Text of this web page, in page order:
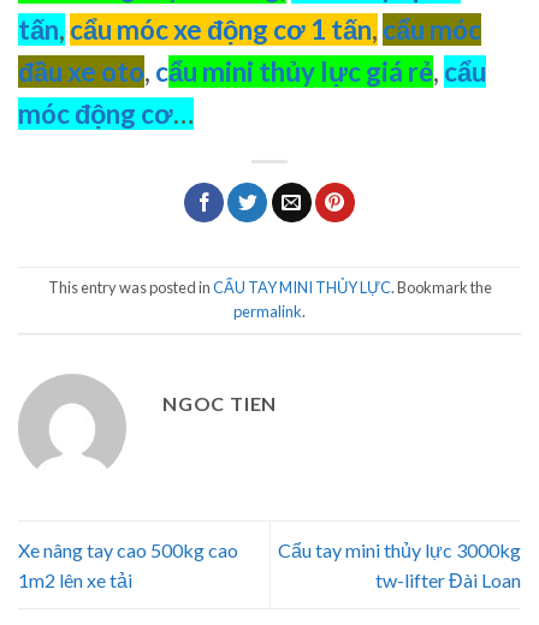
tấn, cẩu móc xe động cơ 1 tấn, cẩu móc
đầu xe oto, cẩu mini thủy lực giá rẻ, cẩu
móc động cơ…
This entry was posted inCẨU TAY MINI THỦY LỰC. Bookmark the
permalink.
NGOC TIEN
Xe nâng tay cao 500kg cao
1m2 lên xe tải
Cẩu tay mini thủy lực 3000kg
tw-lifter Đài Loan